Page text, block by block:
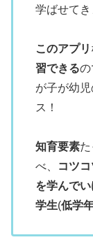
学ばせてき
このアプリ
習できるの
が子が幼
ス！
知育要素
べ、
コツコ
を学んでい
学生(低学